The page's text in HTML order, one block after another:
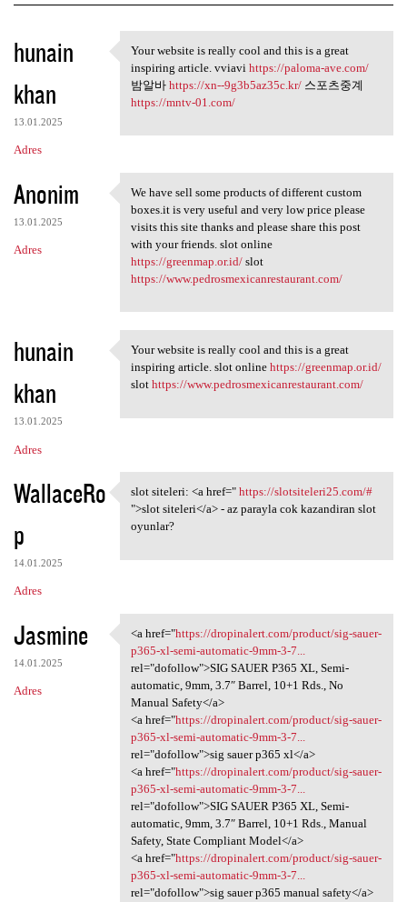
K
o
m
e
n
a
r
z
hunain
khan
13.01.2025
Adres
Your website is really cool
Your website is really cool and this is a great
inspiring article. vviavi https://paloma-ave.com/
밤알바 https://xn--9g3b5az35c.kr/스포츠중계
https://mntv-01.com/
Anonim
13.01.2025
Adres
We have sell some products of
We have sell some products of different custom
boxes.it is very useful and very low price please
visits this site thanks and please share this post
with your friends. slot online
https://greenmap.or.id/slot
https://www.pedrosmexicanrestaurant.com/
hunain
khan
13.01.2025
Adres
Your website is really cool
Your website is really cool and this is a great
inspiring article. slot online https://greenmap.or.id/
slot https://www.pedrosmexicanrestaurant.com/
WallaceRo
p
14.01.2025
Adres
slot siteleri: <a href="
slot siteleri: <a href=" https://slotsiteleri25.com/#
">slot siteleri</a> - az parayla cok kazandiran slot
oyunlar?
Jasmine
14.01.2025
Adres
<a href="https://dropinalert
<a href="https://dropinalert.com/product/sig-sauer-
p365-xl-semi-automatic-9mm-3-7...
rel="dofollow">SIG SAUER P365 XL, Semi-
automatic, 9mm, 3.7″ Barrel, 10+1 Rds., No
Manual Safety</a>
<a href="https://dropinalert.com/product/sig-sauer-
p365-xl-semi-automatic-9mm-3-7...
rel="dofollow">sig sauer p365 xl</a>
<a href="https://dropinalert.com/product/sig-sauer-
p365-xl-semi-automatic-9mm-3-7...
rel="dofollow">SIG SAUER P365 XL, Semi-
automatic, 9mm, 3.7″ Barrel, 10+1 Rds., Manual
Safety, State Compliant Model</a>
<a href="https://dropinalert.com/product/sig-sauer-
p365-xl-semi-automatic-9mm-3-7...
rel="dofollow">sig sauer p365 manual safety</a>